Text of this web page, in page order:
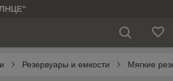
Резервуары и емкости Мягкие